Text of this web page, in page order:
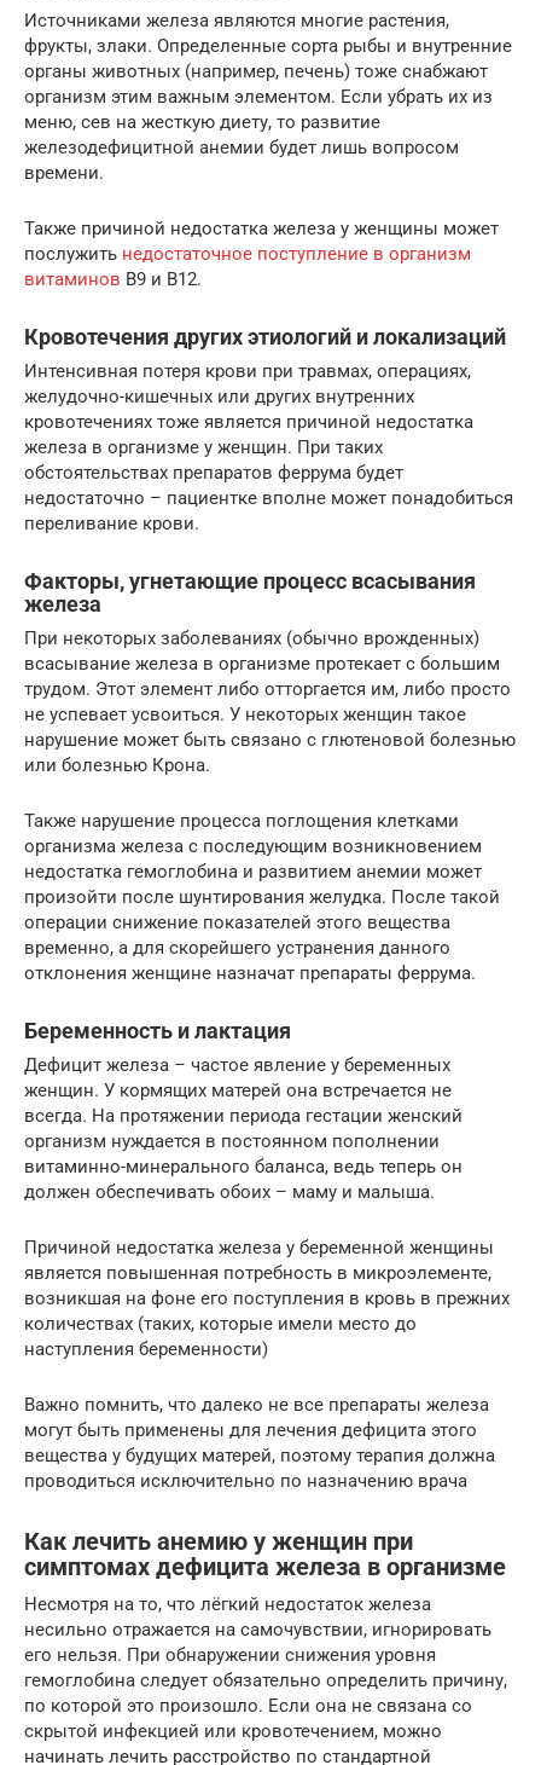
Источниками железа являются многие растения,
фрукты, злаки. Определенные сорта рыбы и внутренние
органы животных (например, печень) тоже снабжают
организм этим важным элементом. Если убрать их из
меню, сев на жесткую диету, то развитие
железодефицитной анемии будет лишь вопросом
времени.
Также причиной недостатка железа у женщины может
послужить недостаточное поступление в организм
витаминов В9 и В12.
Кровотечения других этиологий и локализаций
Интенсивная потеря крови при травмах, операциях,
желудочно-кишечных или других внутренних
кровотечениях тоже является причиной недостатка
железа в организме у женщин. При таких
обстоятельствах препаратов феррума будет
недостаточно – пациентке вполне может понадобиться
переливание крови.
Факторы, угнетающие процесс всасывания
железа
При некоторых заболеваниях (обычно врожденных)
всасывание железа в организме протекает с большим
трудом. Этот элемент либо отторгается им, либо просто
не успевает усвоиться. У некоторых женщин такое
нарушение может быть связано с глютеновой болезнью
или болезнью Крона.
Также нарушение процесса поглощения клетками
организма железа с последующим возникновением
недостатка гемоглобина и развитием анемии может
произойти после шунтирования желудка. После такой
операции снижение показателей этого вещества
временно, а для скорейшего устранения данного
отклонения женщине назначат препараты феррума.
Беременность и лактация
Дефицит железа – частое явление у беременных
женщин. У кормящих матерей она встречается не
всегда. На протяжении периода гестации женский
организм нуждается в постоянном пополнении
витаминно-минерального баланса, ведь теперь он
должен обеспечивать обоих – маму и малыша.
Причиной недостатка железа у беременной женщины
является повышенная потребность в микроэлементе,
возникшая на фоне его поступления в кровь в прежних
количествах (таких, которые имели место до
наступления беременности)
Важно помнить, что далеко не все препараты железа
могут быть применены для лечения дефицита этого
вещества у будущих матерей, поэтому терапия должна
проводиться исключительно по назначению врача
Как лечить анемию у женщин при
симптомах дефицита железа в организме
Несмотря на то, что лёгкий недостаток железа
несильно отражается на самочувствии, игнорировать
его нельзя. При обнаружении снижения уровня
гемоглобина следует обязательно определить причину,
по которой это произошло. Если она не связана со
скрытой инфекцией или кровотечением, можно
начинать лечить расстройство по стандартной